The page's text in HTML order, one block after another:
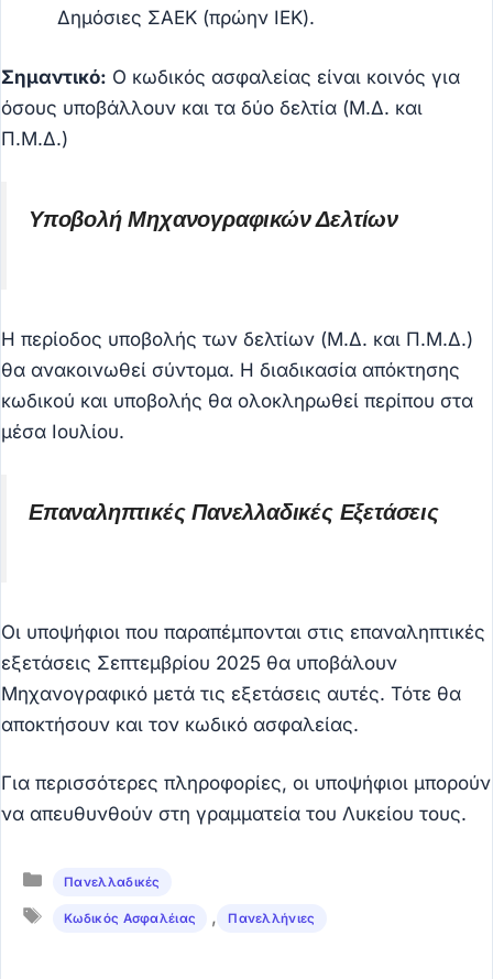
Δημόσιες ΣΑΕΚ (πρώην ΙΕΚ).
Σημαντικό: Ο κωδικός ασφαλείας είναι κοινός για
όσους υποβάλλουν και τα δύο δελτία (Μ.Δ. και
Π.Μ.Δ.)
Υποβολή Μηχανογραφικών Δελτίων
Η περίοδος υποβολής των δελτίων (Μ.Δ. και Π.Μ.Δ.)
θα ανακοινωθεί σύντομα. Η διαδικασία απόκτησης
κωδικού και υποβολής θα ολοκληρωθεί περίπου στα
μέσα Ιουλίου.
Επαναληπτικές Πανελλαδικές Εξετάσεις
Οι υποψήφιοι που παραπέμπονται στις επαναληπτικές
εξετάσεις Σεπτεμβρίου 2025 θα υποβάλουν
Μηχανογραφικό μετά τις εξετάσεις αυτές. Τότε θα
αποκτήσουν και τον κωδικό ασφαλείας.
Για περισσότερες πληροφορίες, οι υποψήφιοι μπορούν
να απευθυνθούν στη γραμματεία του Λυκείου τους.
Κατηγορίες
Πανελλαδικές
Ετικέτες
Κωδικός Ασφαλέιας , Πανελλήνιες